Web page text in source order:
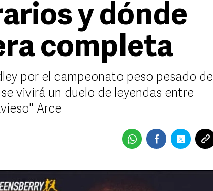
y dónde
completa
por el campeonato peso pesado de
vivirá un duelo de leyendas entre
Arce